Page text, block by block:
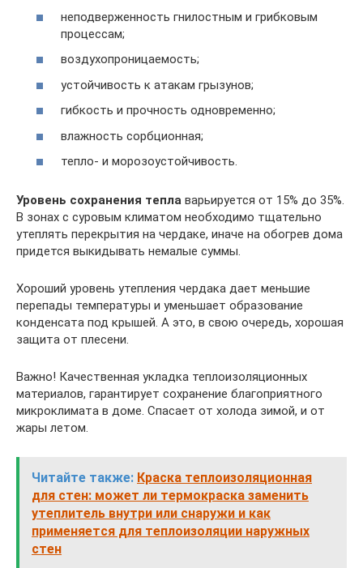
неподверженность гнилостным и грибковым
процессам;
воздухопроницаемость;
устойчивость к атакам грызунов;
гибкость и прочность одновременно;
влажность сорбционная;
тепло- и морозоустойчивость.
Уровень сохранения тепла варьируется от 15% до 35%.
В зонах с суровым климатом необходимо тщательно
утеплять перекрытия на чердаке, иначе на обогрев дома
придется выкидывать немалые суммы.
Хороший уровень утепления чердака дает меньшие
перепады температуры и уменьшает образование
конденсата под крышей. А это, в свою очередь, хорошая
защита от плесени.
Важно! Качественная укладка теплоизоляционных
материалов, гарантирует сохранение благоприятного
микроклимата в доме. Спасает от холода зимой, и от
жары летом.
Читайте также: Краска теплоизоляционная
для стен: может ли термокраска заменить
утеплитель внутри или снаружи и как
применяется для теплоизоляции наружных
стен